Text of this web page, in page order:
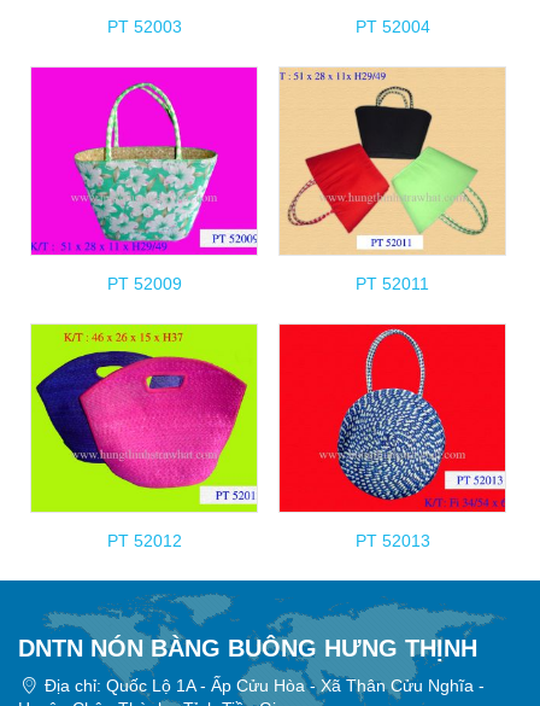
PT 52003 PT 52004
PT 52009 PT 52011
PT 52012 PT 52013
DNTN NÓN BÀNG BUÔNG HƯNG THỊNH
Địa chỉ: Quốc Lộ 1A - Ấp Cửu Hòa - Xã Thân Cửu Nghĩa -